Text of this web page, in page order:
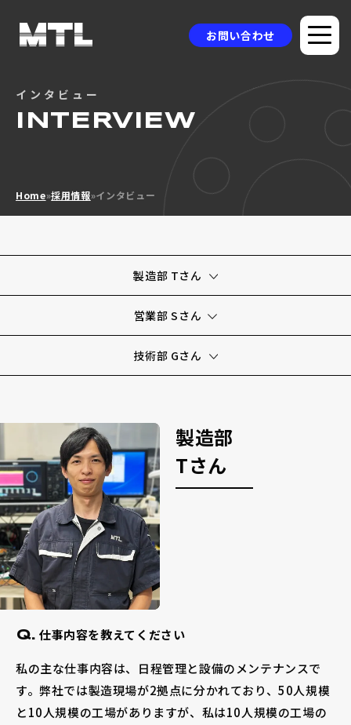
お問い合わせ
採用情報
お電話でのお問い合わせ
電話をかける
インタビュー
INTERVIEW
Home»採用情報»インタビュー
製造部 Tさん
営業部 Sさん
技術部 Gさん
製造部
Tさん
Q. 仕事内容を教えてください
私の主な仕事内容は、日程管理と設備のメンテナンスで
す。弊社では製造現場が2拠点に分かれており、50人規模
と10人規模の工場がありますが、私は10人規模の工場の